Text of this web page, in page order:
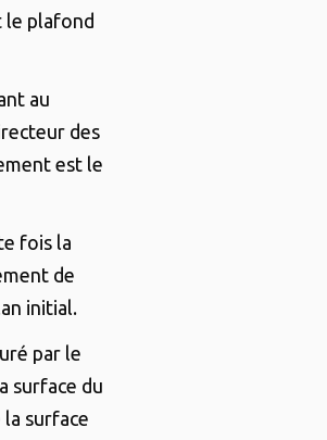
le plafond
au
des
est le
fois la
de
initial.
par le
surface du
surface